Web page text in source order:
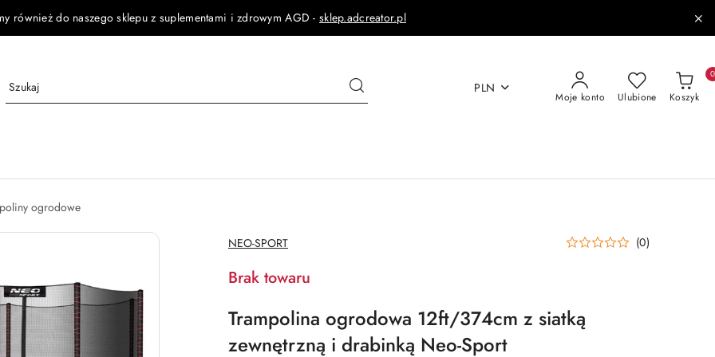
również do naszego sklepu z suplementami i zdrowym AGD - sklep.adcreator.pl
PLN
Moje konto Ulubione Koszyk
0
ogrodowe
NAZWA
PRODUCENTA:
NEO-SPORT (0)
Brak towaru
Trampolina ogrodowa 12ft/374cm z siatką
zewnętrzną i drabinką Neo-Sport